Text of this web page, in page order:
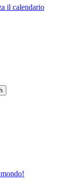
il calendario